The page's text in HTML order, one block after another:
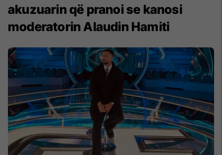
akuzuarin që pranoi se kanosi
moderatorin Alaudin Hamiti